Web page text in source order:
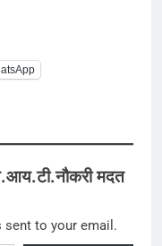
मदत
to your email.